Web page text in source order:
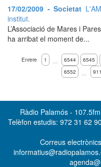
17/02/2009 - Societat
institut.
L’Associació de Mares i
ha arribat el moment de...
Enrere 1 … 6544 6545
6552
…
Ràdio Palamós -
Telèfon estudis: 972 31 62
Correus